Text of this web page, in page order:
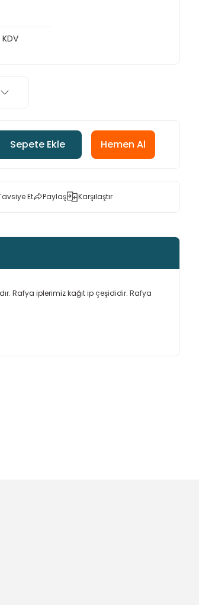
Sepete Ekle Hemen Al
Et Paylaş Karşılaştır
Rafya iplerimiz kağıt ip çeşididir. Rafya